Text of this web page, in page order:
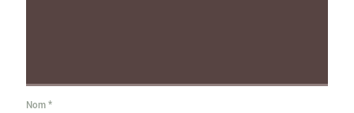
Nom*